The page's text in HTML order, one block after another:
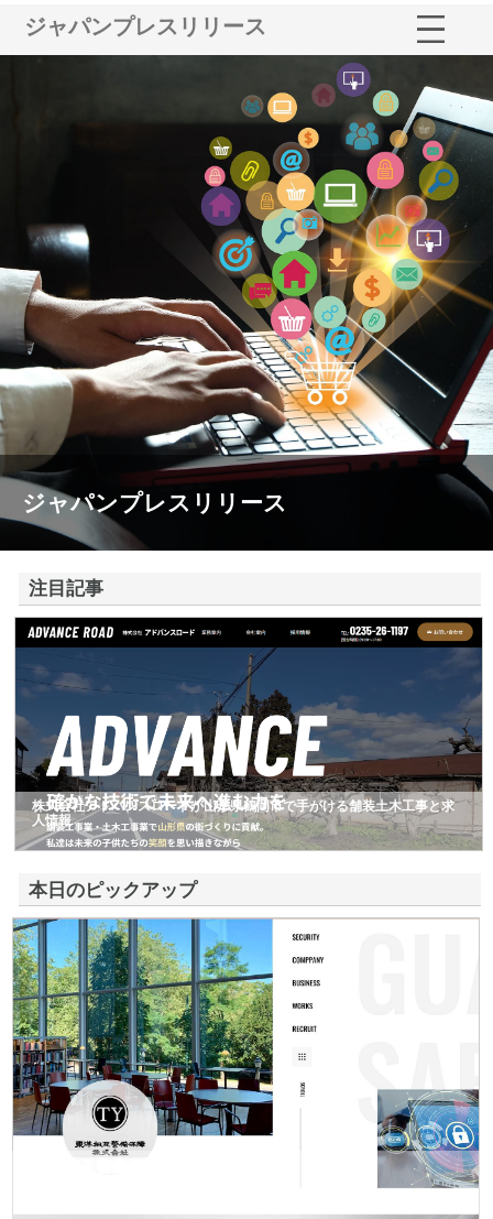
ジャパンプレスリリース
ジャパンプレスリリース
注目記事
株式会社アドバンスロードが山形県鶴岡市で手がける舗装土木工事と求
人情報
本日のピックアップ